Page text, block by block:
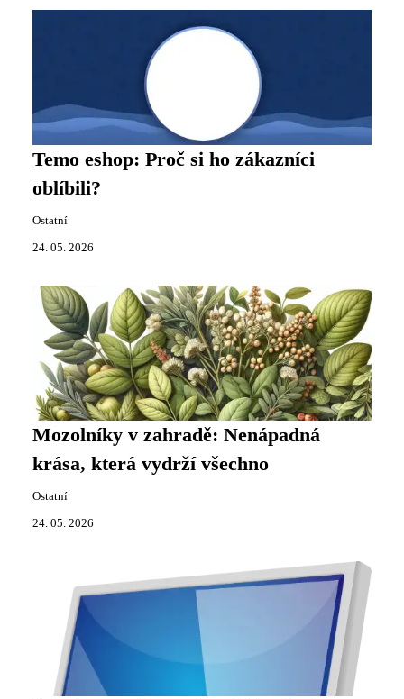
Temo eshop: Proč si ho zákazníci
oblíbili?
Ostatní
24. 05. 2026
Mozolníky v zahradě: Nenápadná
krása, která vydrží všechno
Ostatní
24. 05. 2026